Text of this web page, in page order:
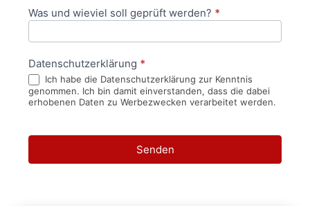
Was und wieviel soll geprüft werden? *
Datenschutzerklärung *
Ich habe die Datenschutzerklärung zur Kenntnis
genommen. Ich bin damit einverstanden, dass die dabei
erhobenen Daten zu Werbezwecken verarbeitet werden.
Senden